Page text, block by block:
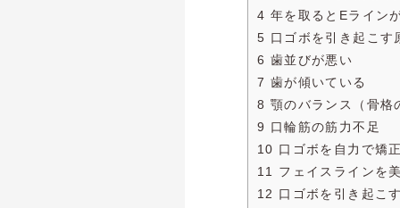
4 年を取るとEライン
5 口ゴボを引き起こす
6 歯並びが悪い
7 歯が傾いている
8 顎のバランス（骨格
9 口輪筋の筋力不足
10 口ゴボを自力で矯
11 フェイスラインを
12 口ゴボを引き起こ